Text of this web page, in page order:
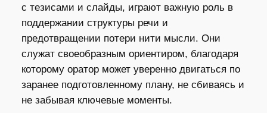
с тезисами и слайды, играют важную роль в
поддержании структуры речи и
предотвращении потери нити мысли. Они
служат своеобразным ориентиром, благодаря
которому оратор может уверенно двигаться по
заранее подготовленному плану, не сбиваясь и
не забывая ключевые моменты.